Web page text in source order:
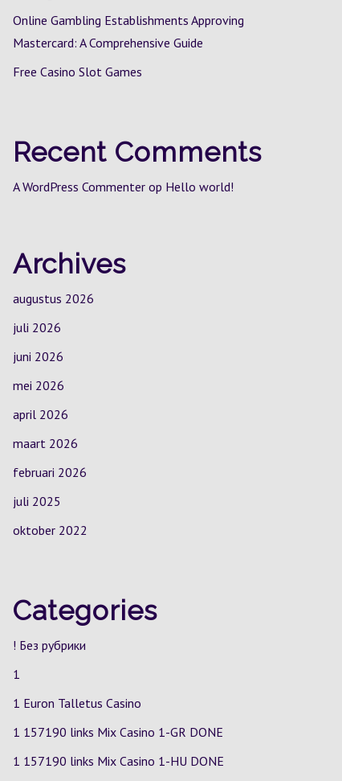
Online Gambling Establishments Approving
Mastercard: A Comprehensive Guide
Free Casino Slot Games
Recent Comments
A WordPress Commenterop Hello world!
Archives
augustus 2026
juli 2026
juni 2026
mei 2026
april 2026
maart 2026
februari 2026
juli 2025
oktober 2022
Categories
! Без рубрики
1
1 Euron Talletus Casino
1 157190 links Mix Casino 1-GR DONE
1 157190 links Mix Casino 1-HU DONE